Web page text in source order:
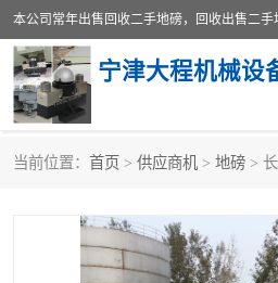
宁津大程机械设
当前位置： 首页 > 供应商机 > 地磅 >
地磅传感器